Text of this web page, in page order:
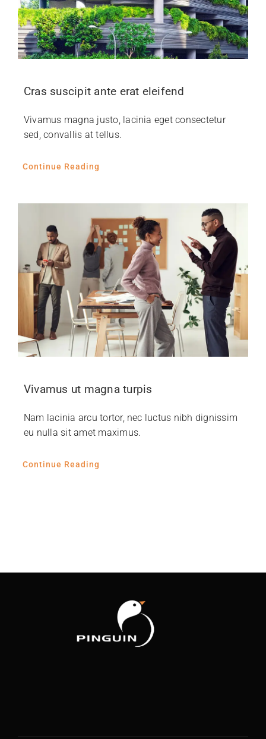
Cras suscipit ante erat eleifend
Vivamus magna justo, lacinia eget consectetur
sed, convallis at tellus.
Continue Reading
Vivamus ut magna turpis
Nam lacinia arcu tortor, nec luctus nibh dignissim
eu nulla sit amet maximus.
Continue Reading